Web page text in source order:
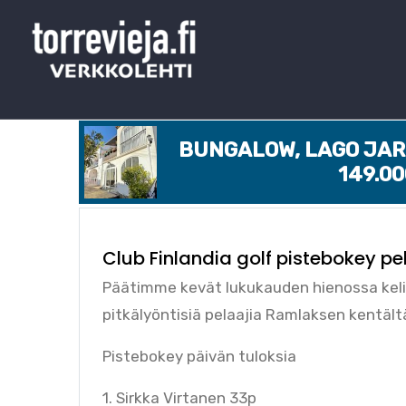
BUNGALOW, LAGO
Club Finlandia golf pistebokey
Päätimme kevät lukukauden hienossa
pitkälyöntisiä pelaajia Ramlaksen
Pistebokey päivän tuloksia
1. Sirkka Virtanen 33p